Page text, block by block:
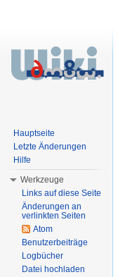
Hauptseite
Letzte Änderungen
Hilfe
Werkzeuge
Links auf diese Seite
Änderungen an
verlinkten Seiten
Atom
Benutzerbeiträge
Logbücher
Datei hochladen